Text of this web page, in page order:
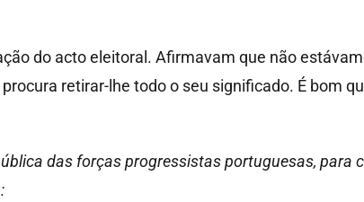
do acto eleitoral. Afirmavam que não
retirar-lhe todo o seu significado. É bom
das forças progressistas portuguesas, para